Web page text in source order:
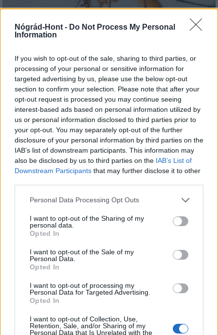
Nógrád-Hont - Do Not Process My Personal
Information
If you wish to opt-out of the sale, sharing to third parties, or
processing of your personal or sensitive information for
targeted advertising by us, please use the below opt-out
section to confirm your selection. Please note that after your
opt-out request is processed you may continue seeing
interest-based ads based on personal information utilized by
us or personal information disclosed to third parties prior to
your opt-out. You may separately opt-out of the further
disclosure of your personal information by third parties on the
IAB’s list of downstream participants. This information may
also be disclosed by us to third parties on the IAB’s List of
Downstream Participants that may further disclose it to other
Please note that this website/app uses one or more Google
not limited to your visit or usage behaviour. You may click to
grant or deny consent to Google and its third-party tags to
use your data for below specified purposes in below Google
consent section.
Personal Data Processing Opt Outs
I want to opt-out of the Sharing of my
personal data.
Opted In
I want to opt-out of the Sale of my
Personal Data.
Opted In
I want to opt-out of processing my
Personal Data for Targeted Advertising.
Opted In
I want to opt-out of Collection, Use,
Retention, Sale, and/or Sharing of my
Personal Data that Is Unrelated with the
elkerülésében
MAGYAR ÉPÍTŐK
Hódmezővásárhely iskolaépítés FERROÉP Zrt. oktatási beruházás
Másfélszeresére bővítik Hódmezővásárhely jó hírű
A Szőnyi Benjámin Általános Iskola fejlesztését a FERROÉP